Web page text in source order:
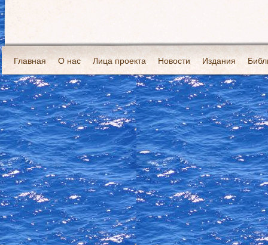
Главная О нас Лица проекта Новости Издания